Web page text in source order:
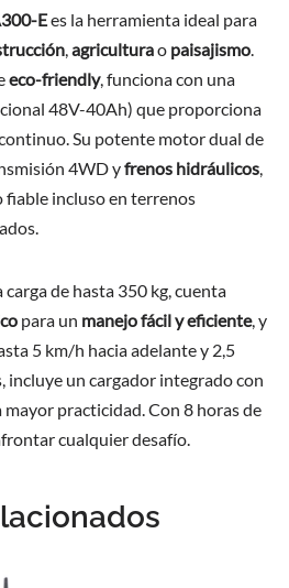
Ees la herramienta ideal para
,agriculturao paisajismo.
eco-friendly, funciona con una
48V-40Ah) que proporciona
Su potente motor dual de
4WD yfrenos hidráulicos,
incluso en terrenos
de hasta 350 kg, cuenta
para un manejo fácil y eficiente, y
5 km/h hacia adelante y 2,5
incluye un cargador integrado con
mayor practicidad. Con 8 horas de
cualquier desafío.